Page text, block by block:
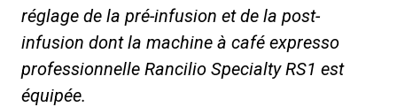
réglage de la pré-infusion et de la post-
infusion dont la machine à café expresso
professionnelle Rancilio Specialty RS1 est
équipée.
Politique de confidentialité